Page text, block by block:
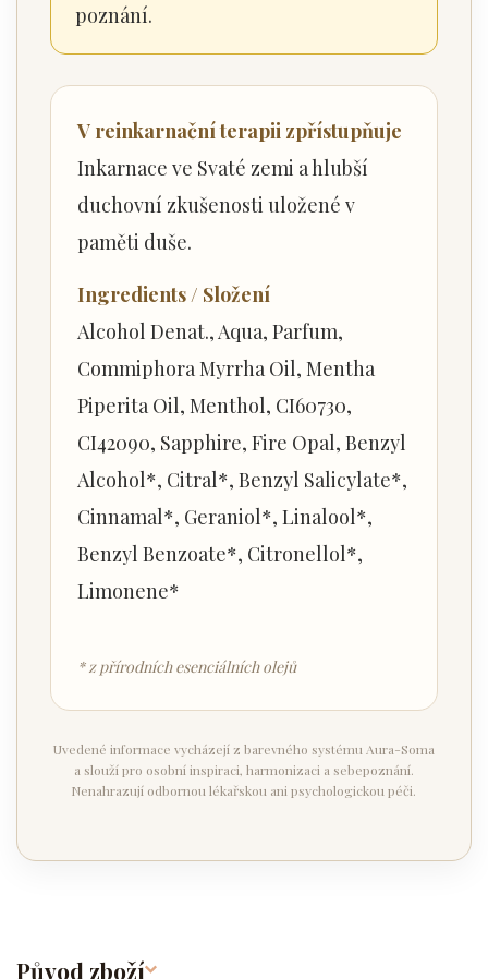
poznání.
V reinkarnační terapii zpřístupňuje
Inkarnace ve Svaté zemi a hlubší
duchovní zkušenosti uložené v
paměti duše.
Ingredients / Složení
Alcohol Denat., Aqua, Parfum,
Commiphora Myrrha Oil, Mentha
Piperita Oil, Menthol, CI60730,
CI42090, Sapphire, Fire Opal, Benzyl
Alcohol*, Citral*, Benzyl Salicylate*,
Cinnamal*, Geraniol*, Linalool*,
Benzyl Benzoate*, Citronellol*,
Limonene*
* z přírodních esenciálních olejů
Uvedené informace vycházejí z barevného systému Aura-Soma
a slouží pro osobní inspiraci, harmonizaci a sebepoznání.
Nenahrazují odbornou lékařskou ani psychologickou péči.
Původ zboží